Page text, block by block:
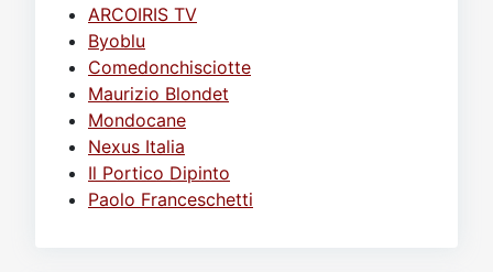
ARCOIRIS TV
Byoblu
Comedonchisciotte
Maurizio Blondet
Mondocane
Nexus Italia
Il Portico Dipinto
Paolo Franceschetti